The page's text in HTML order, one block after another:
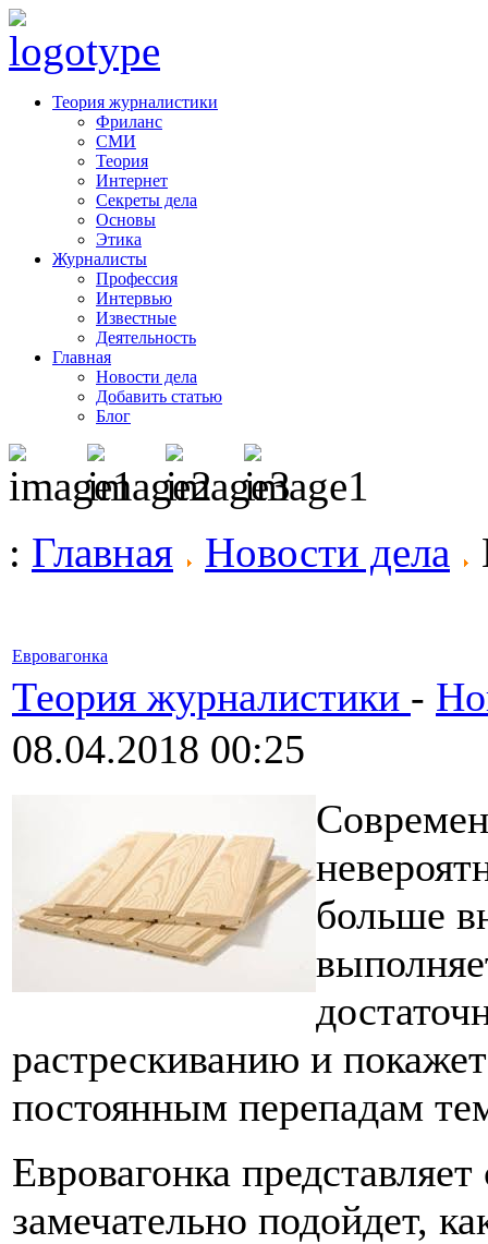
Теория журналистики
Фриланс
СМИ
Теория
Интернет
Секреты дела
Основы
Этика
Журналисты
Профессия
Интервью
Известные
Деятельность
Главная
Новости дела
Добавить статью
Блог
: Главная Новости дела
Евровагонка
Теория журналистики -
08.04.2018 00:25
больше
растрескиванию и
постоянным перепадам
Евровагонка
замечательно подойдет,